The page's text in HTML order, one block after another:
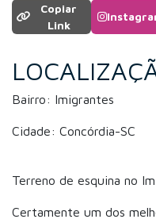
Copiar
Link
Bairro: Imigrantes
Cidade: Concórdia-SC
Terreno de esquina no
Certamente um dos